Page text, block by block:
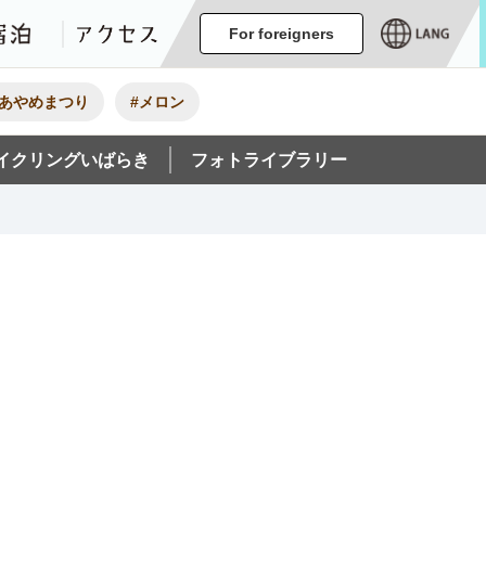
イベント
グルメ・みやげ宿泊 アクセス
For foreigners
やめまつり #メロン
クリングいばらき フォトライブラリー